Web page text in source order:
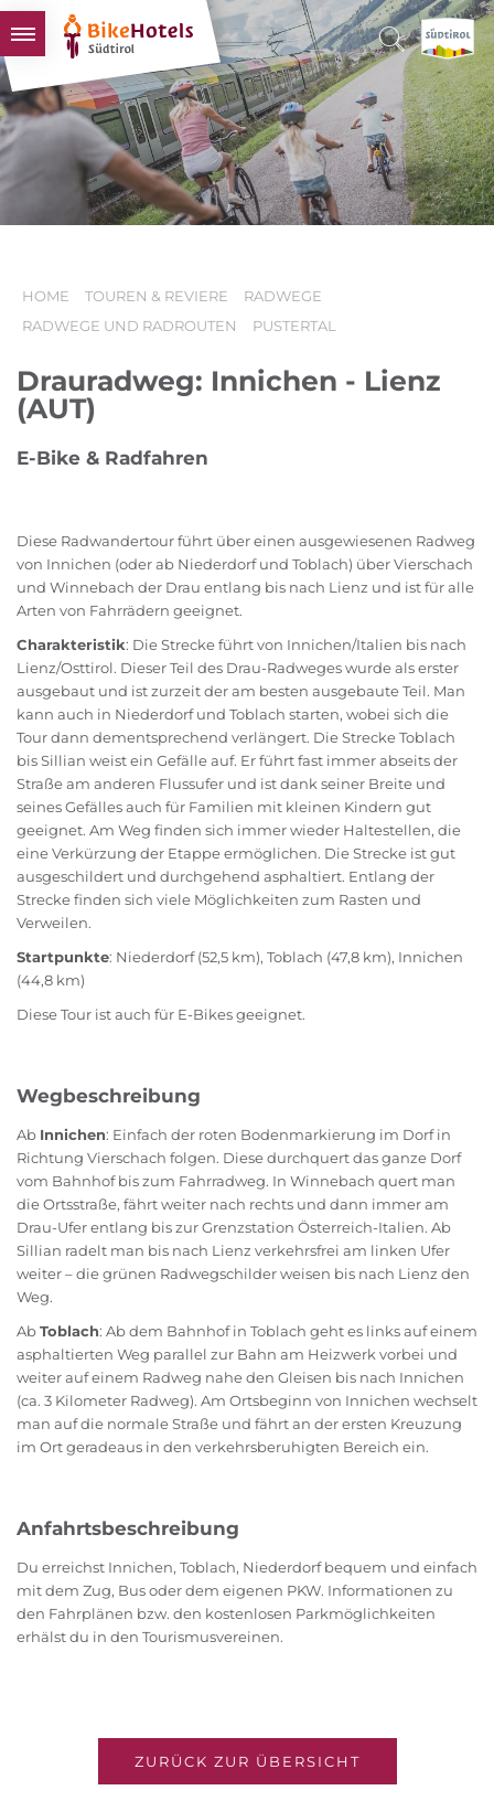
BIKEHOTELS
HOTELS & PAKETE
TOUREN & REVIERE
SÜDTIROL & WIR
HOME TOUREN & REVIERE
RADWEGE
RADWEGE UND RADROUTEN
PUSTERTAL
Drauradweg: Innichen - Lienz
(AUT)
E-Bike & Radfahren
Diese Radwandertour führt über einen ausgewiesenen Radweg
von Innichen (oder ab Niederdorf und Toblach) über Vierschach
und Winnebach der Drau entlang bis nach Lienz und ist für alle
Arten von Fahrrädern geeignet.
Charakteristik: Die Strecke führt von Innichen/Italien bis nach
Lienz/Osttirol. Dieser Teil des Drau-Radweges wurde als erster
ausgebaut und ist zurzeit der am besten ausgebaute Teil. Man
kann auch in Niederdorf und Toblach starten, wobei sich die
Tour dann dementsprechend verlängert. Die Strecke Toblach
bis Sillian weist ein Gefälle auf. Er führt fast immer abseits der
Straße am anderen Flussufer und ist dank seiner Breite und
seines Gefälles auch für Familien mit kleinen Kindern gut
geeignet. Am Weg finden sich immer wieder Haltestellen, die
eine Verkürzung der Etappe ermöglichen. Die Strecke ist gut
ausgeschildert und durchgehend asphaltiert. Entlang der
Strecke finden sich viele Möglichkeiten zum Rasten und
Verweilen.
Startpunkte: Niederdorf (52,5 km), Toblach (47,8 km), Innichen
(44,8 km)
Diese Tour ist auch für E-Bikes geeignet.
Wegbeschreibung
Ab Innichen: Einfach der roten Bodenmarkierung im Dorf in
Richtung Vierschach folgen. Diese durchquert das ganze Dorf
vom Bahnhof bis zum Fahrradweg. In Winnebach quert man
die Ortsstraße, fährt weiter nach rechts und dann immer am
Drau-Ufer entlang bis zur Grenzstation Österreich-Italien. Ab
Sillian radelt man bis nach Lienz verkehrsfrei am linken Ufer
weiter – die grünen Radwegschilder weisen bis nach Lienz den
Weg.
AbToblach: Ab dem Bahnhof in Toblach geht es links auf einem
asphaltierten Weg parallel zur Bahn am Heizwerk vorbei und
weiter auf einem Radweg nahe den Gleisen bis nach Innichen
(ca. 3 Kilometer Radweg). Am Ortsbeginn von Innichen wechselt
man auf die normale Straße und fährt an der ersten Kreuzung
im Ort geradeaus in den verkehrsberuhigten Bereich ein.
Anfahrtsbeschreibung
Du erreichst Innichen, Toblach, Niederdorf bequem und einfach
mit dem Zug, Bus oder dem eigenen PKW. Informationen zu
den Fahrplänen bzw. den kostenlosen Parkmöglichkeiten
erhälst du in den Tourismusvereinen.
ZURÜCK ZUR ÜBERSICHT